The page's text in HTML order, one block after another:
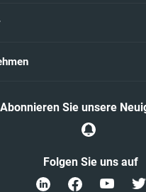
Folgen Sie uns auf
Abonnieren Sie unsere